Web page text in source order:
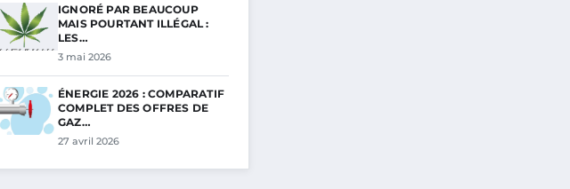
IGNORÉ PAR BEAUCOUP
MAIS POURTANT ILLÉGAL :
LES…
3 mai 2026
ÉNERGIE 2026 : COMPARATIF
COMPLET DES OFFRES DE
GAZ…
27 avril 2026